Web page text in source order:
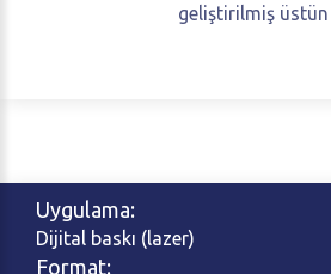
geliştirilmiş üstün
Uygulama:
Dijital baskı (lazer)
Format: